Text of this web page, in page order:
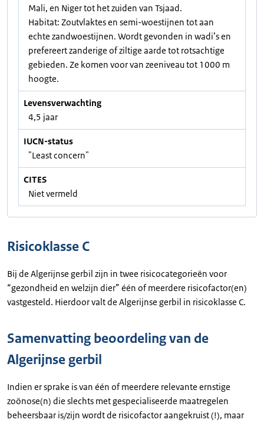
Mali, en Niger tot het zuiden van Tsjaad.
Habitat: Zoutvlaktes en semi-woestijnen tot aan
echte zandwoestijnen. Wordt gevonden in wadi’s en
prefereert zanderige of ziltige aarde tot rotsachtige
gebieden. Ze komen voor van zeeniveau tot 1000 m
hoogte.
Levensverwachting
4,5 jaar
IUCN-status
"Least concern"
CITES
Niet vermeld
Risicoklasse C
Bij de Algerijnse gerbil zijn in twee risicocategorieën voor
“gezondheid en welzijn dier” één of meerdere risicofactor(en)
vastgesteld. Hierdoor valt de Algerijnse gerbil in risicoklasse C.
Samenvatting beoordeling van de
Algerijnse gerbil
Indien er sprake is van één of meerdere relevante ernstige
zoönose(n) die slechts met gespecialiseerde maatregelen
beheersbaar is/zijn wordt de risicofactor aangekruist (!), maar